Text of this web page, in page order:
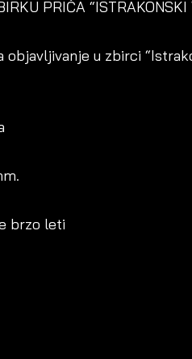
PRIČA “ISTRAKONSKI
objavljivanje u zbirci
brzo leti